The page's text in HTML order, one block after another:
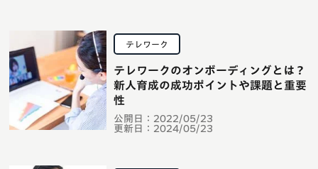
テレワーク
公開日： 2022/05/23
更新日： 2024/05/23
テレワークのオンボーディングとは？
新人育成の成功ポイントや課題と重要
性